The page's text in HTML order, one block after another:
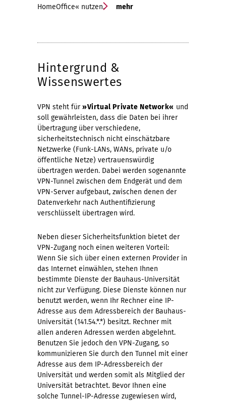
HomeOffice« nutzen.
mehr
Hintergrund &
Wissenswertes
VPN steht für»Virtual Private Network« und
soll gewährleisten, dass die Daten bei ihrer
Übertragung über verschiedene,
sicherheitstechnisch nicht einschätzbare
Netzwerke (Funk-LANs, WANs, private u/o
öffentliche Netze) vertrauenswürdig
übertragen werden. Dabei werden sogenannte
VPN-Tunnel zwischen dem Endgerät und dem
VPN-Server aufgebaut, zwischen denen der
Datenverkehr nach Authentifizierung
verschlüsselt übertragen wird.
Neben dieser Sicherheitsfunktion bietet der
VPN-Zugang noch einen weiteren Vorteil:
Wenn Sie sich über einen externen Provider in
das Internet einwählen, stehen Ihnen
bestimmte Dienste der Bauhaus-Universität
nicht zur Verfügung. Diese Dienste können nur
benutzt werden, wenn Ihr Rechner eine IP-
Adresse aus dem Adressbereich der Bauhaus-
Universität (141.54.*.*) besitzt. Rechner mit
allen anderen Adressen werden abgelehnt.
Benutzen Sie jedoch den VPN-Zugang, so
kommunizieren Sie durch den Tunnel mit einer
Adresse aus dem IP-Adressbereich der
Universität und werden somit als Mitglied der
Universität betrachtet. Bevor Ihnen eine
solche Tunnel-IP-Adresse zugewiesen wird,